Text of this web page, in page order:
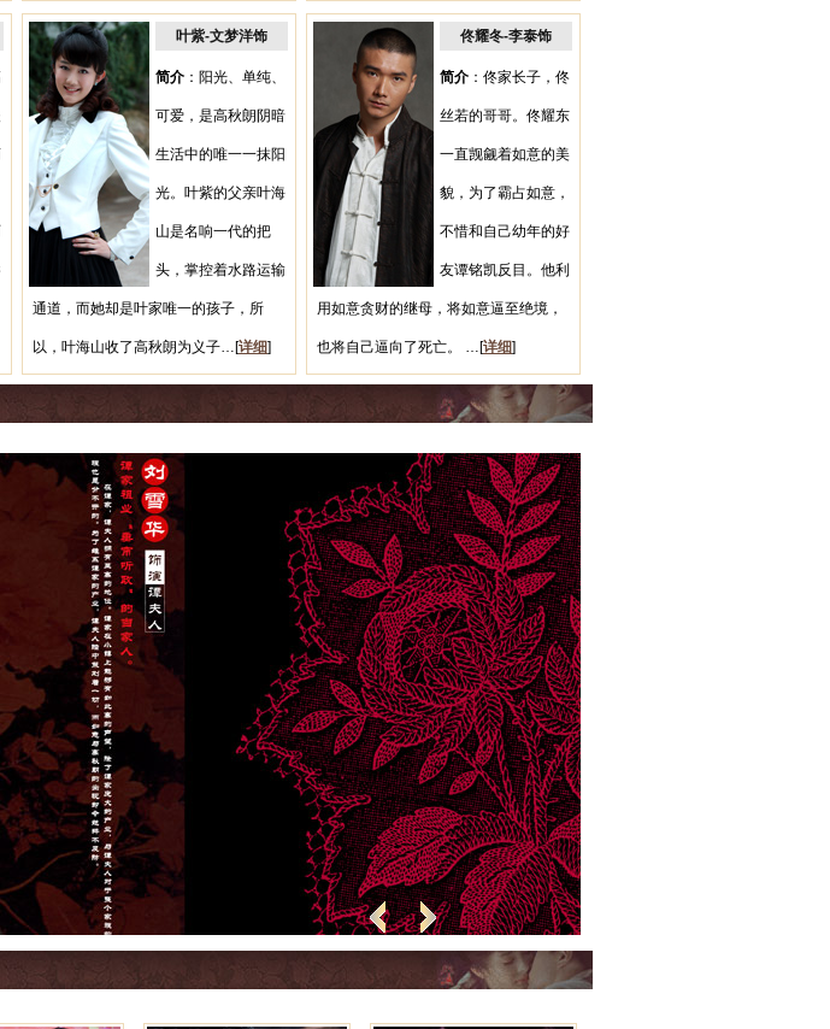
叶紫-文梦洋饰
简介 ：阳光、单纯、
可爱，是高秋朗阴暗
生活中的唯一一抹阳
光。叶紫的父亲叶海
山是名响一代的把
头，掌控着水路运输
通道，而她却是叶家唯一的孩子，所
以，叶海山收了高秋朗为义子…[详细]
佟耀冬-李泰饰
简介 ：佟家长子，佟
丝若的哥哥。佟耀东
一直觊觎着如意的美
貌，为了霸占如意，
不惜和自己幼年的好
友谭铭凯反目。他利
用如意贪财的继母，将如意逼至绝境，
也将自己逼向了死亡。 …[详细]